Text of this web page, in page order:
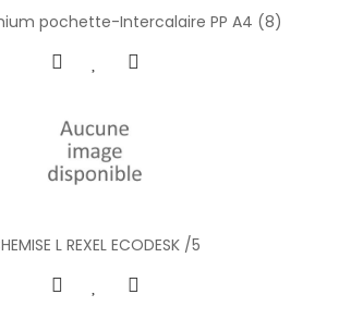
pochette-Intercalaire PP A4 (8)
L REXEL ECODESK /5